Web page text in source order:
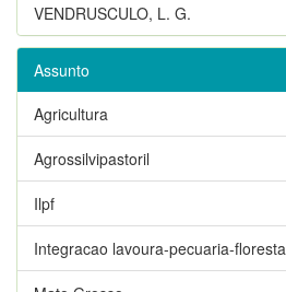
VENDRUSCULO, L. G.
Assunto
Agricultura
Agrossilvipastoril
Ilpf
Integracao lavoura-pecuaria-floresta